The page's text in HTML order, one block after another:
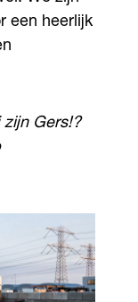
een heerlijk
zijn Gers!?